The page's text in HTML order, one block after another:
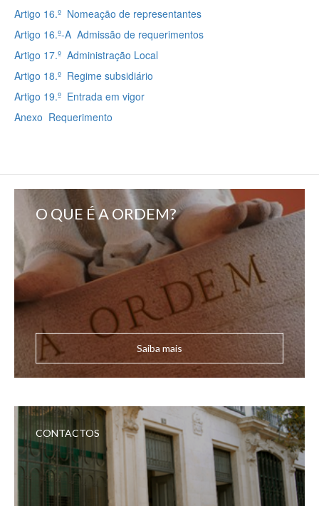
Artigo 16.º Nomeação de representantes
Artigo 16.º-A Admissão de requerimentos
Artigo 17.º Administração Local
Artigo 18.º Regime subsidiário
Artigo 19.º Entrada em vigor
Anexo Requerimento
O QUE É A ORDEM?
Saiba mais
CONTACTOS